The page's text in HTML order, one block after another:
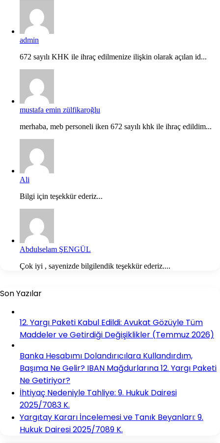
admin
672 sayılı KHK ile ihraç edilmenize ilişkin olarak açılan id...
mustafa emin zülfikaroğlu
merhaba, meb personeli iken 672 sayılı khk ile ihraç edildim...
Ali
Bilgi için teşekkür ederiz...
Abdulselam ŞENGÜL
Çok iyi , sayenizde bilgilendik teşekkür ederiz....
Son Yazılar
12. Yargı Paketi Kabul Edildi: Avukat Gözüyle Tüm
Maddeler ve Getirdiği Değişiklikler (Temmuz 2026)
Banka Hesabımı Dolandırıcılara Kullandırdım,
Başıma Ne Gelir? IBAN Mağdurlarına 12. Yargı Paketi
Ne Getiriyor?
İhtiyaç Nedeniyle Tahliye: 9. Hukuk Dairesi
2025/7083 K.
Yargıtay Kararı İncelemesi ve Tanık Beyanları: 9.
Hukuk Dairesi 2025/7089 K.